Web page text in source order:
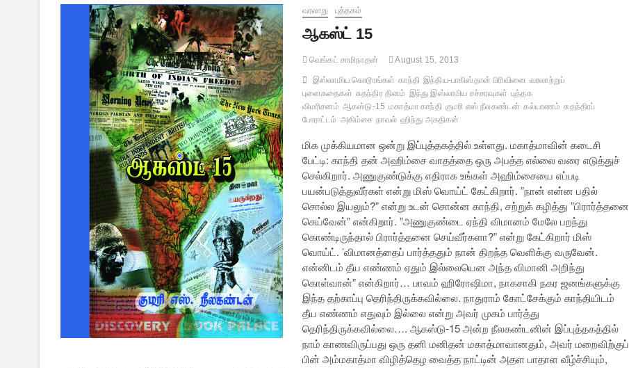
வரலாறு புத்தகம்
ஆகஸ்ட் 15
வெங்கட் சாமிநாதன் August 15, 2013
இஸ்லாமிய கொடூரங்கள் காந்தி இந்திய-பாகிஸ்தான் பிரிவினை வரலாற்றுப்
புனைகதைகள் சுதந்திர தினம் இந்து இஸ்லாமிய சச்சரவுகள் புத்தக
விமரிசனம் ஆகஸ்டு-15 மகாத்மா காந்தி குமரி எஸ் நீலகண்டன் கல்யாணம் சுதந்திரப்
போராட்டம் அகிம்சை நாவல் ஹிந்து அகதிகள்
மிக முக்கியமான ஒன்று இப்புத்தகத்தில் உள்ளது. மகாத்மாவின் கடைசி
பேட்டி: காந்தி தன் அஹிம்சை வாதத்தை ஒரு அபத்த எல்லை வரை எடுத்துச்
செல்கிறார். அணுகுண்டுக்கு எதிராக உங்கள் அஹிம்சையை எப்படி
பயன்படுத்துவீர்கள் என்று மிஸ் வொய்ட் கேட்கிறார். ”நான் என்ன பதில்
சொல்ல இயலும்?” என்று உடன் சொன்ன காந்தி, சற்றுக் கழித்து ”பிரார்த்தனை
செய்வேன்” என்கிறார். ”அணுகுண்டை ஏந்தி விமானம் மேலே பறந்து
கொண்டிருந்தால் பிரார்த்தனை செய்வீர்களா?” என்று கேட்கிறார் மிஸ்
வொய்ட். ’விமானத்தைப் பார்த்ததும் நான் திறந்த வெளிக்கு வருவேன்.
என்னிடம் தீய எண்ணம் ஏதும் இல்லையென அந்த விமானி அறிந்து
கொள்வான்” என்கிறார்… பாவம் ஹிரோஷிமா, நாகசாகி நகர ஜனங்களுக்கு
இந்த தற்காப்பு தெரிந்திருக்கவில்லை. நாதுராம் கோட்சேக்கும் காந்தியிடம்
தீய எண்ணம் எதுவும் இல்லை என்று அவர் முகம் பார்த்து
தெரிந்திருக்கவில்லை…. ஆகஸ்டு-15 அன்ற நீலகண்டனின் இப்புத்தகத்தில்
நாம் காணவிருப்பது ஒரு தனி மனிதன் மகாத்மாவானதும், அவர் மறைவிற்குப்
பின் அம்மகாத்மா விழித்தெழ வைத்த நாட்டின் அதள பாதாள வீழ்ச்சியும்,